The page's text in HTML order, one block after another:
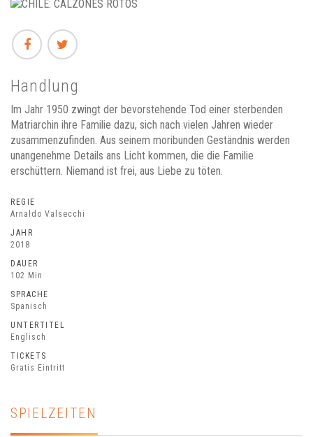
Handlung
Im Jahr 1950 zwingt der bevorstehende Tod einer sterbenden
Matriarchin ihre Familie dazu, sich nach vielen Jahren wieder
zusammenzufinden. Aus seinem moribunden Geständnis werden
unangenehme Details ans Licht kommen, die die Familie
erschüttern. Niemand ist frei, aus Liebe zu töten.
REGIE
Arnaldo Valsecchi
JAHR
2018
DAUER
102 Min
SPRACHE
Spanisch
UNTERTITEL
Englisch
TICKETS
Gratis Eintritt
SPIELZEITEN